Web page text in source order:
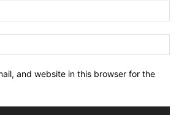
and website in this browser for the